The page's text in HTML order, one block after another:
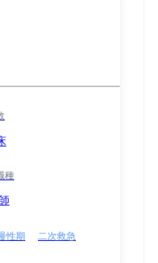
種
性期
二次救急